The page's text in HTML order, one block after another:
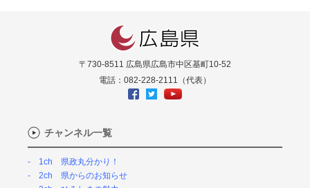
〒730-8511 広島県広島市中区基町10-52
電話：082-228-2111（代表）
チャンネル一覧
1ch 県政丸分かり！
2ch 県からのお知らせ